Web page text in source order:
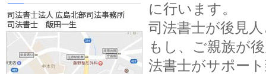
に行います。
司法書士が後見
もし、ご親族が
法書士がサポー